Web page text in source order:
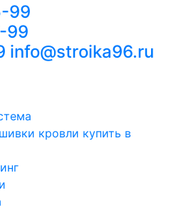
99
99
info@stroika96.ru
кровли купить в